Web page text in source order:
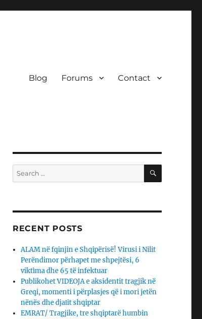
Blog Forums Contact
Search
for:
SEARCH
RECENT POSTS
ALAM në fqinjin e Shqipërisë! Virusi i Nilit
Perëndimor përhapet me shpejtësi, 6
viktìma dhe 65 të infektuar
Publikohet VIDEOJA e aksidentit tragjik në
Greqi, momenti i përplasjes që i mori jetën
nënës dhe djaΙit shqiptar
EMRAT/ Tragjike, tre shqiptarë humbin